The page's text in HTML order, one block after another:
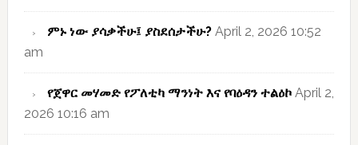
ምኑ ነው ያሳቃችሁ፤ ያስደሰታችሁ? April 2, 2026 10:52
am
የጀዋር መሃመድ የፖለቲካ ማንነት እና የባዕዳን ተልዕኮ April 2,
2026 10:16 am